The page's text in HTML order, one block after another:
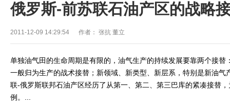
俄罗斯-前苏联石油产区的战略
2011-12-09 14:29:54 作者： 张抗 董立
单独油气田的生命周期是有限的，油气生产的持续发展要靠两个接
一般归为生产的战术接替；新领域、新类型、新层系，特别是新油
联-俄罗斯联邦石油产区经历了从第一、第二、第三巴库的紧凑接替
例。...